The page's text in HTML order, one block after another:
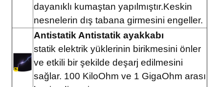
dayanıklı kumaştan yapılmıştır.Keskin
nesnelerin dış tabana girmesini engeller.
Antistatik Antistatik ayakkabı
statik elektrik yüklerinin birikmesini önler
ve etkili bir şekilde deşarj edilmesini
sağlar. 100 KiloOhm ve 1 GigaOhm arası